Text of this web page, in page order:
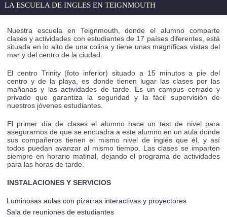
LA ESCUELA DE INGLES EN TEIGNMOUTH
Nuestra escuela en Teignmouth, donde el alumno comparte
clases y actividades con estudiantes de 17 países diferentes, está
situada en lo alto de una colina y tiene unas magníficas vistas del
mar y del centro de la ciudad.
El centro Trinity (foto inferior) situado a 15 minutos a pie del
centro y de la playa, es donde tienen lugar las clases por las
mañanas y las actividades de tarde. Es un campus cerrado y
privado que garantiza la seguridad y la fácil supervisión de
nuestros jóvenes estudiantes.
El primer día de clases el alumno hace un test de nivel para
asegurarnos de que se encuadra a este alumno en un aula donde
sus compañeros tienen el mismo nivel de inglés que él, y así
todos puedan avanzar al mismo tiempo. Las clases se imparten
siempre en horario matinal, dejando el programa de actividades
para las horas de tarde.
INSTALACIONES Y SERVICIOS
Luminosas aulas con pizarras interactivas y proyectores
Sala de reuniones de estudiantes